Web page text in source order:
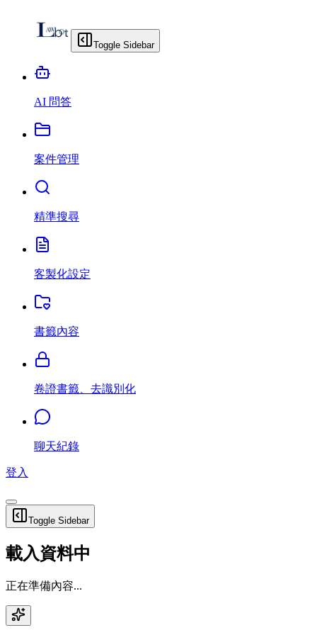
Toggle Sidebar
AI 問答
案件管理
精準搜尋
客製化設定
書籤內容
卷證書籤、去識別化
聊天紀錄
登入
Toggle Sidebar
載入資料中
正在準備內容...